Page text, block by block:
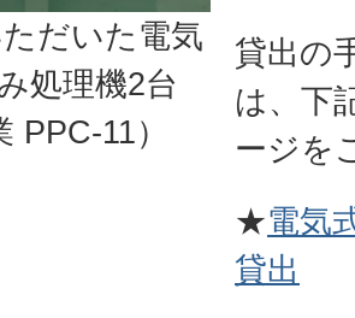
だいた電気
処理機2台
PPC-11）
貸出の
は、下
ージを
★電気
貸出